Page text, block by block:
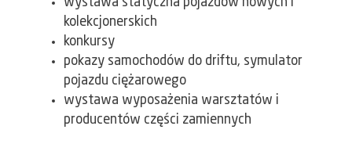
wystawa statyczna pojazdów nowych i
kolekcjonerskich
konkursy
pokazy samochodów do driftu, symulator
pojazdu ciężarowego
wystawa wyposażenia warsztatów i
producentów części zamiennych